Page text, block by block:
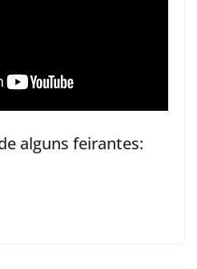
alguns feirantes: